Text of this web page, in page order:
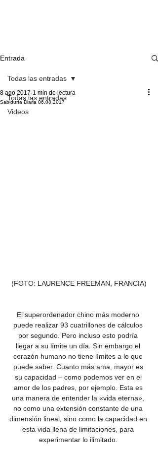
Entrada
Todas las entradas
Videos
Todas las entradas
Sabiduría Diaria 06.08.2017
8 ago 2017 1 min de lectura
(FOTO: LAURENCE FREEMAN, FRANCIA)
El superordenador chino más moderno
puede realizar 93 cuatrillones de cálculos
por segundo. Pero incluso esto podría
llegar a su límite un día. Sin embargo el
corazón humano no tiene límites a lo que
puede saber. Cuanto más ama, mayor es
su capacidad – como podemos ver en el
amor de los padres, por ejemplo. Esta es
una manera de entender la «vida eterna»,
no como una extensión constante de una
dimensión lineal, sino como la capacidad en
esta vida llena de limitaciones, para
experimentar lo ilimitado.